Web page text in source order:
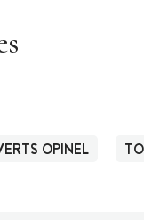
OPINEL